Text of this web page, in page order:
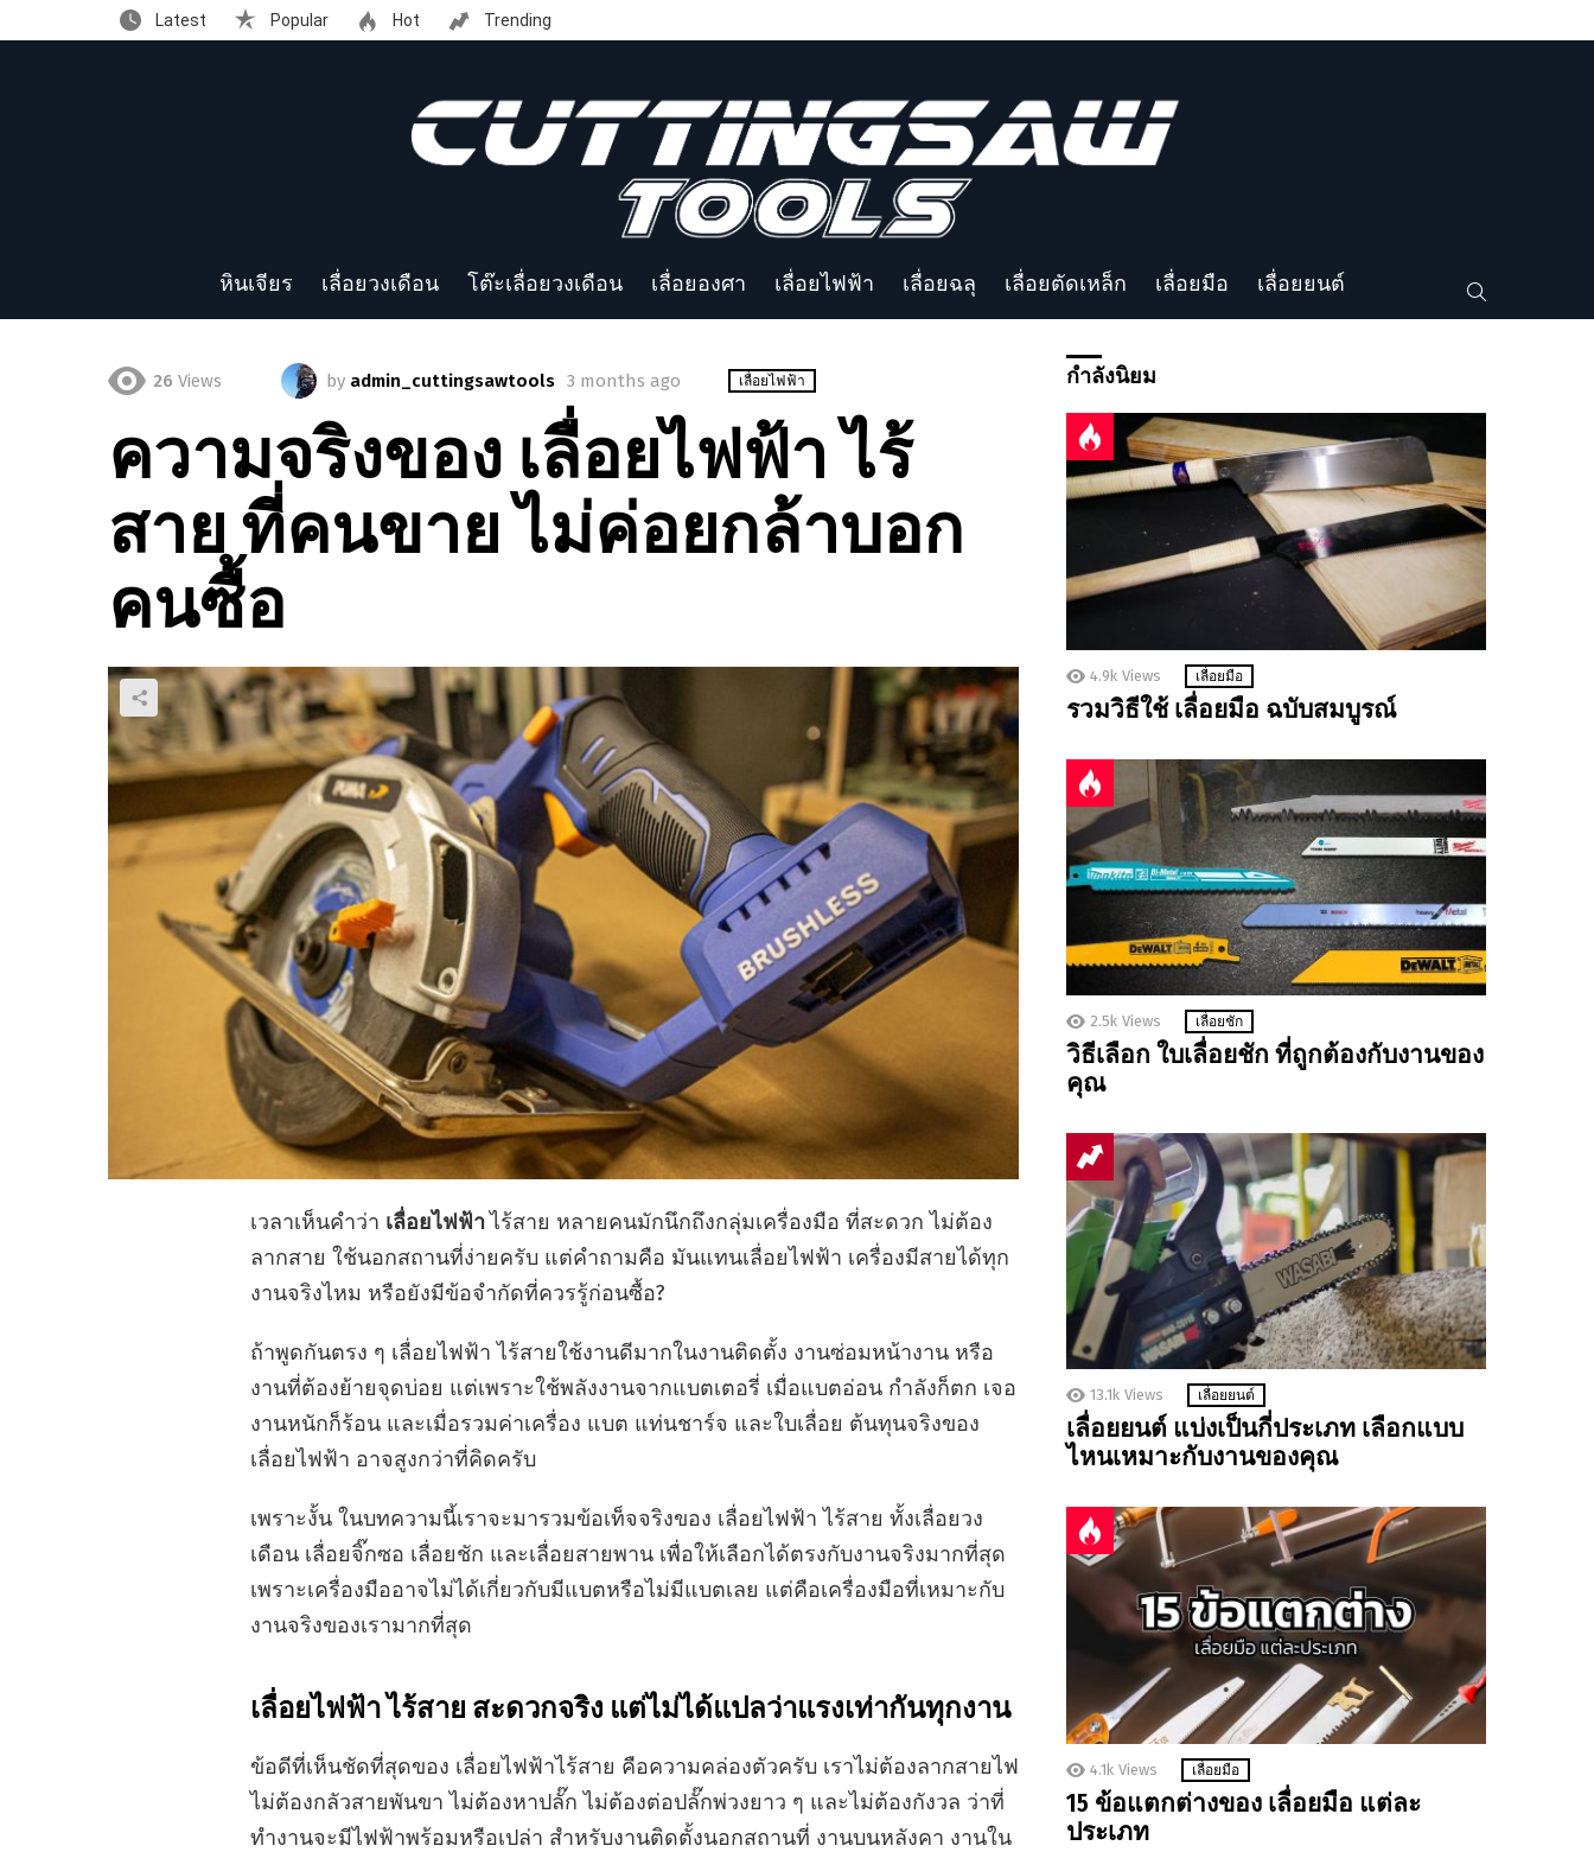
Latest Popular Hot Trending
หินเจียร เลื่อยวงเดือน โต๊ะเลื่อยวงเดือน เลื่อยองศา เลื่อยไฟฟ้า เลื่อยฉลุ เลื่อยตัดเหล็ก เลื่อยมือ เลื่อยยนต์
26 Views by admin_cuttingsawtools 3 months ago เลื่อยไฟฟ้า
ความจริงของ เลื่อยไฟฟ้า ไร้
สาย ที่คนขาย ไม่ค่อยกล้าบอก
คนซื้อ
เวลาเห็นคำว่า เลื่อยไฟฟ้าไร้สาย หลายคนมักนึกถึงกลุ่มเครื่องมือ ที่สะดวก ไม่ต้อง
ลากสาย ใช้นอกสถานที่ง่ายครับ แต่คำถามคือ มันแทนเลื่อยไฟฟ้า เครื่องมีสายได้ทุก
งานจริงไหม หรือยังมีข้อจำกัดที่ควรรู้ก่อนซื้อ?
ถ้าพูดกันตรง ๆ เลื่อยไฟฟ้า ไร้สายใช้งานดีมากในงานติดตั้ง งานซ่อมหน้างาน หรือ
งานที่ต้องย้ายจุดบ่อย แต่เพราะใช้พลังงานจากแบตเตอรี่ เมื่อแบตอ่อน กำลังก็ตก เจอ
งานหนักก็ร้อน และเมื่อรวมค่าเครื่อง แบต แท่นชาร์จ และใบเลื่อย ต้นทุนจริงของ
เลื่อยไฟฟ้า อาจสูงกว่าที่คิดครับ
เพราะงั้น ในบทความนี้เราจะมารวมข้อเท็จจริงของ เลื่อยไฟฟ้า ไร้สาย ทั้งเลื่อยวง
เดือน เลื่อยจิ๊กซอ เลื่อยชัก และเลื่อยสายพาน เพื่อให้เลือกได้ตรงกับงานจริงมากที่สุด
เพราะเครื่องมืออาจไม่ได้เกี่ยวกับมีแบตหรือไม่มีแบตเลย แต่คือเครื่องมือที่เหมาะกับ
งานจริงของเรามากที่สุด
เลื่อยไฟฟ้า ไร้สาย สะดวกจริง แต่ไม่ได้แปลว่าแรงเท่ากันทุกงาน
ข้อดีที่เห็นชัดที่สุดของ เลื่อยไฟฟ้าไร้สาย คือความคล่องตัวครับ เราไม่ต้องลากสายไฟ
ไม่ต้องกลัวสายพันขา ไม่ต้องหาปลั๊ก ไม่ต้องต่อปลั๊กพ่วงยาว ๆ และไม่ต้องกังวล ว่าที่
ทำงานจะมีไฟฟ้าพร้อมหรือเปล่า สำหรับงานติดตั้งนอกสถานที่ งานบนหลังคา งานใน
กำลังนิยม
4.9k Views เลื่อยมือ
รวมวิธีใช้ เลื่อยมือ ฉบับสมบูรณ์
2.5k Views เลื่อยชัก
วิธีเลือก ใบเลื่อยชัก ที่ถูกต้องกับงานของ
คุณ
13.1k Views เลื่อยยนต์
เลื่อยยนต์ แบ่งเป็นกี่ประเภท เลือกแบบ
ไหนเหมาะกับงานของคุณ
4.1k Views เลื่อยมือ
15 ข้อแตกต่างของ เลื่อยมือ แต่ละ
ประเภท